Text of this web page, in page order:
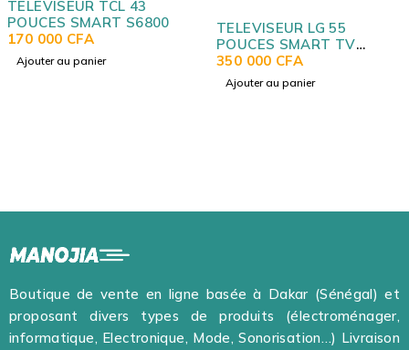
TELEVISEUR LG 55
POUCES SMART TV
UN711COZB
350 000
TELEVISEUR
POUCES SMART
40N5300AU
205 000
Ajouter au panier
Boutique de vente en ligne basée à Dakar (Sénégal) et
proposant divers types de produits (électroménager,
informatique, Electronique, Mode, Sonorisation…) Livraison